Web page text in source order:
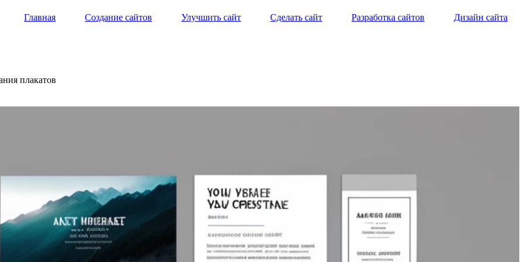
Главная Создание сайтов Улучшить сайт Сделать сайт Разработка сайтов Дизайн сайта
плакатов